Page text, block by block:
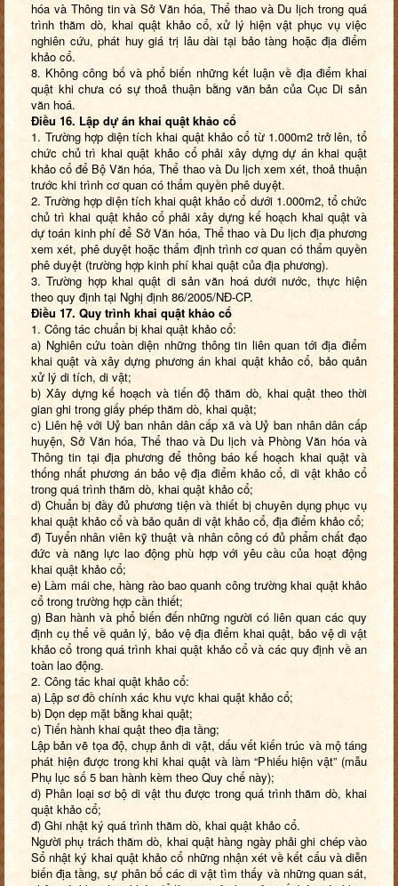
hóa và Thông tin và Sở Văn hóa, Thể thao và Du lịch trong quá
trình thăm dò, khai quật khảo cổ, xử lý hiện vật phục vụ việc
nghiên cứu, phát huy giá trị lâu dài tại bảo tàng hoặc địa điểm
khảo cổ.
8. Không công bố và phổ biến những kết luận về địa điểm khai
quật khi chưa có sự thoả thuận bằng văn bản của Cục Di sản
văn hoá.
Điều 16. Lập dự án khai quật khảo cổ
1. Trường hợp diện tích khai quật khảo cổ từ 1.000m2 trở lên, tổ
chức chủ trì khai quật khảo cổ phải xây dựng dự án khai quật
khảo cổ để Bộ Văn hóa, Thể thao và Du lịch xem xét, thoả thuận
trước khi trình cơ quan có thẩm quyền phê duyệt.
2. Trường hợp diện tích khai quật khảo cổ dưới 1.000m2, tổ chức
chủ trì khai quật khảo cổ phải xây dựng kế hoạch khai quật và
dự toán kinh phí để Sở Văn hóa, Thể thao và Du lịch địa phương
xem xét, phê duyệt hoặc thẩm định trình cơ quan có thẩm quyền
phê duyệt (trường hợp kinh phí khai quật của địa phương).
3. Trường hợp khai quật di sản văn hoá dưới nước, thực hiện
theo quy định tại Nghị định 86/2005/NĐ-CP.
Điều 17. Quy trình khai quật khảo cổ
1. Công tác chuẩn bị khai quật khảo cổ:
a) Nghiên cứu toàn diện những thông tin liên quan tới địa điểm
khai quật và xây dựng phương án khai quật khảo cổ, bảo quản
xử lý di tích, di vật;
b) Xây dựng kế hoạch và tiến độ thăm dò, khai quật theo thời
gian ghi trong giấy phép thăm dò, khai quật;
c) Liên hệ với Uỷ ban nhân dân cấp xã và Uỷ ban nhân dân cấp
huyện, Sở Văn hóa, Thể thao và Du lịch và Phòng Văn hóa và
Thông tin tại địa phương để thông báo kế hoạch khai quật và
thống nhất phương án bảo vệ địa điểm khảo cổ, di vật khảo cổ
trong quá trình thăm dò, khai quật khảo cổ;
d) Chuẩn bị đầy đủ phương tiện và thiết bị chuyên dụng phục vụ
khai quật khảo cổ và bảo quản di vật khảo cổ, địa điểm khảo cổ;
đ) Tuyển nhân viên kỹ thuật và nhân công có đủ phẩm chất đạo
đức và năng lực lao động phù hợp với yêu cầu của hoạt động
khai quật khảo cổ;
e) Làm mái che, hàng rào bao quanh công trường khai quật khảo
cổ trong trường hợp cần thiết;
g) Ban hành và phổ biến đến những người có liên quan các quy
định cụ thể về quản lý, bảo vệ địa điểm khai quật, bảo vệ di vật
khảo cổ trong quá trình khai quật khảo cổ và các quy định về an
toàn lao động.
2. Công tác khai quật khảo cổ:
a) Lập sơ đồ chính xác khu vực khai quật khảo cổ;
b) Dọn dẹp mặt bằng khai quật;
c) Tiến hành khai quật theo địa tầng;
Lập bản vẽ tọa độ, chụp ảnh di vật, dấu vết kiến trúc và mộ táng
phát hiện được trong khi khai quật và làm “Phiếu hiện vật” (mẫu
Phụ lục số 5 ban hành kèm theo Quy chế này);
d) Phân loại sơ bộ di vật thu được trong quá trình thăm dò, khai
quật khảo cổ;
đ) Ghi nhật ký quá trình thăm dò, khai quật khảo cổ.
Người phụ trách thăm dò, khai quật hàng ngày phải ghi chép vào
Sổ nhật ký khai quật khảo cổ những nhận xét về kết cấu và diễn
biến địa tầng, sự phân bố các di vật tìm thấy và những quan sát,